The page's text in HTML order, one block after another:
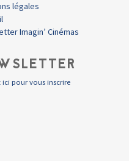
légales
Imagin’ Cinémas
ici pour vous inscrire